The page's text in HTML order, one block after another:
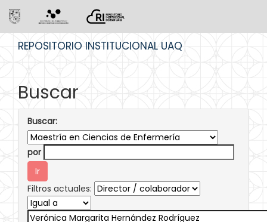
REPOSITORIO INSTITUCIONAL UAQ
Buscar
Buscar:
por
Filtros actuales: